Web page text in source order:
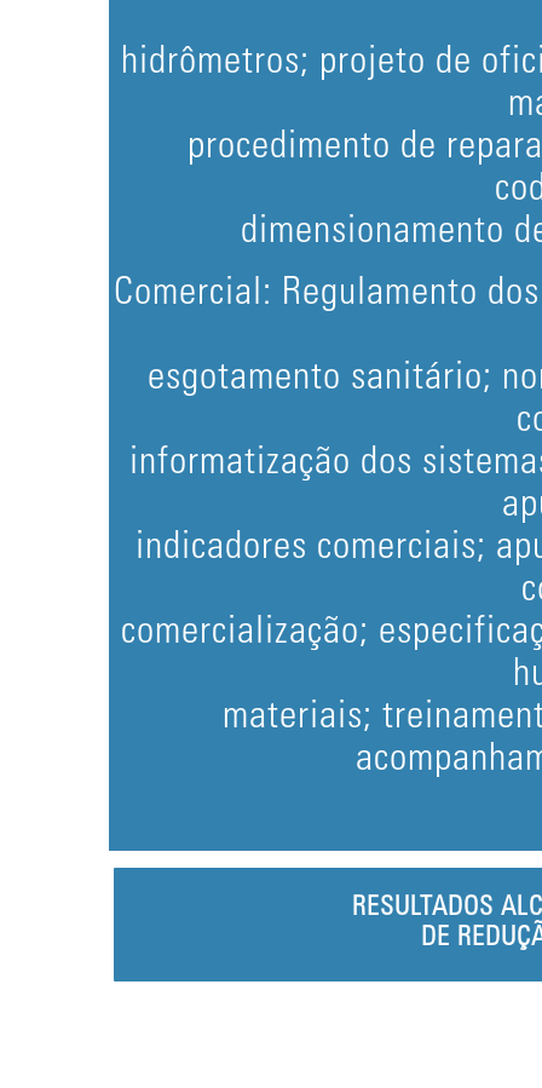
hidrômetros; projeto de
procedimento de
dimensionamento
Comercial: Regulamento
esgotamento sanitário;
informatização dos
indicadores comerciais;
comercialização;
materiais;
RESULTADOS
DE